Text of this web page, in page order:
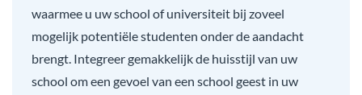
waarmee u uw school of universiteit bij zoveel
mogelijk potentiële studenten onder de aandacht
brengt. Integreer gemakkelijk de huisstijl van uw
school om een gevoel van een school geest in uw